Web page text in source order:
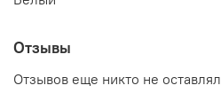
Отзывы
Отзывов еще никто не оставлял